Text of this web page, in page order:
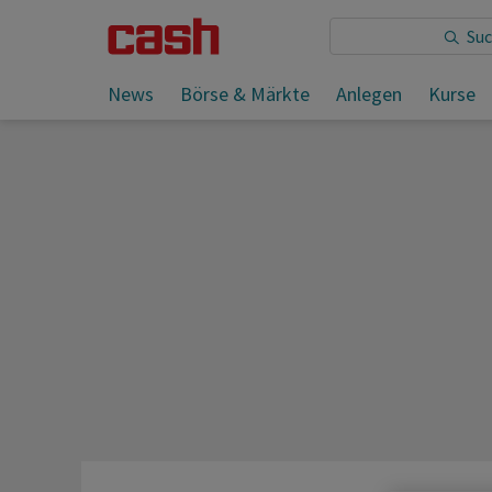
News Börse & Märkte Anlegen Kurse
Sie lesen: